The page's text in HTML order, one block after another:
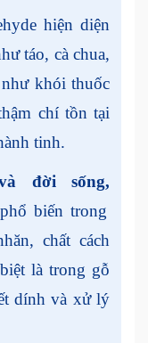
hiện diện
táo, cà chua,
khói thuốc
chí tồn tại
tinh.
đời sống,
biến trong
chất cách
là trong gỗ
dính và xử lý